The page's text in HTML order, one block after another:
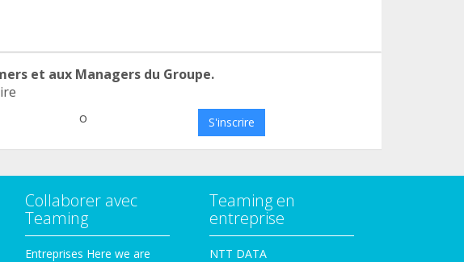
et aux Managers du Groupe.
o S'inscrire
Collaborer avec
Teaming
Entreprises Here we are
Teaming en
entreprise
NTT DATA